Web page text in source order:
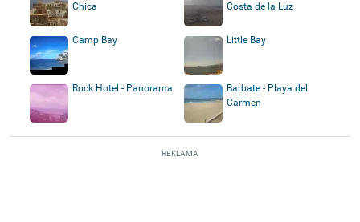
Chica
Costa de la Luz
Camp Bay Little Bay
Rock Hotel - Panorama
Barbate - Playa del
Carmen
REKLAMA